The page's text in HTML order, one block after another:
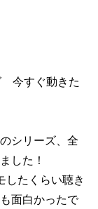
今すぐ動きた
シリーズ、全
した！
したくらい聴き
面白かったで